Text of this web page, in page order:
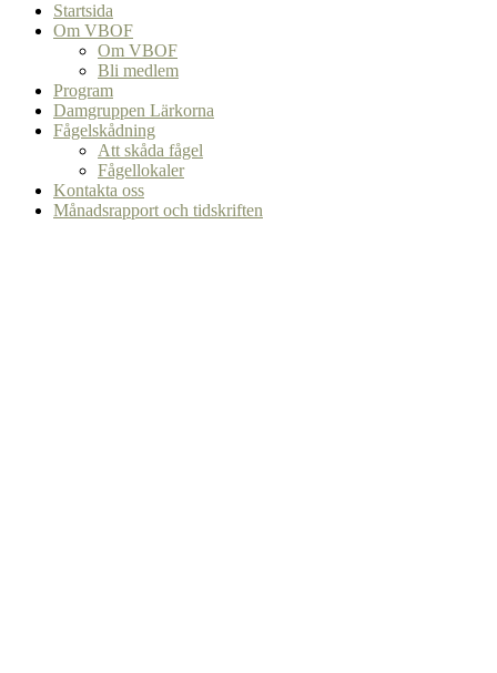
Startsida
Om VBOF
Om VBOF
Bli medlem
Program
Damgruppen Lärkorna
Fågelskådning
Att skåda fågel
Fågellokaler
Kontakta oss
Månadsrapport och tidskriften